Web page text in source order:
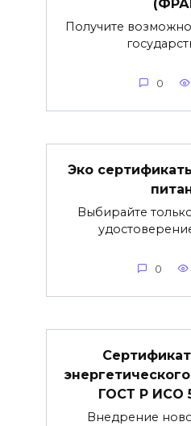
Получите
0
Эко
Выбирайте
0
ГОСТ Р ИСО
Внедрение